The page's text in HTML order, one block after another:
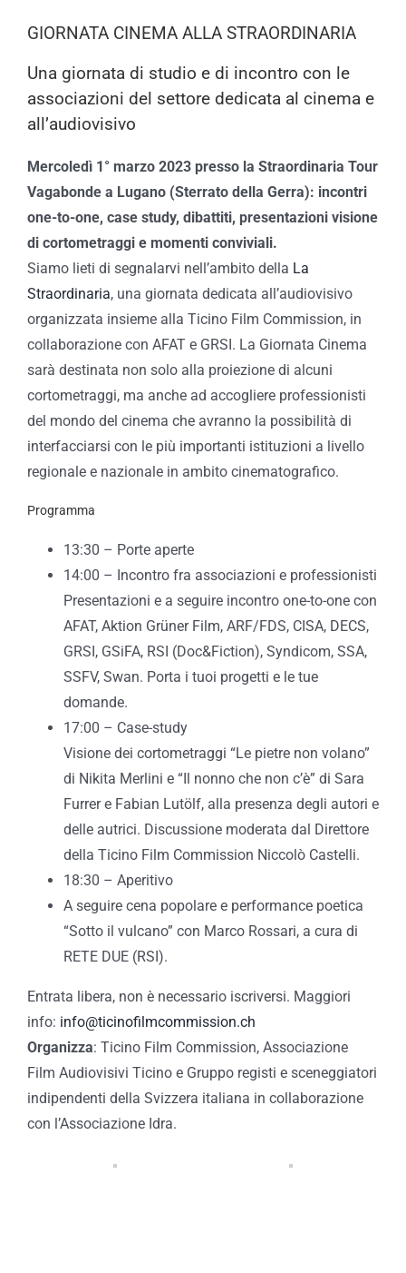
GIORNATA CINEMA ALLA STRAORDINARIA
Una giornata di studio e di incontro con le
associazioni del settore dedicata al cinema e
all’audiovisivo
Mercoledì 1° marzo 2023 presso la Straordinaria Tour
Vagabonde a Lugano (Sterrato della Gerra): incontri
one-to-one, case study, dibattiti, presentazioni visione
di cortometraggi e momenti conviviali.
Siamo lieti di segnalarvi nell’ambito della La
Straordinaria, una giornata dedicata all’audiovisivo
organizzata insieme alla Ticino Film Commission, in
collaborazione con AFAT e GRSI. La Giornata Cinema
sarà destinata non solo alla proiezione di alcuni
cortometraggi, ma anche ad accogliere professionisti
del mondo del cinema che avranno la possibilità di
interfacciarsi con le più importanti istituzioni a livello
regionale e nazionale in ambito cinematografico.
Programma
13:30 – Porte aperte
14:00 – Incontro fra associazioni e professionisti
Presentazioni e a seguire incontro one-to-one con
AFAT, Aktion Grüner Film, ARF/FDS, CISA, DECS,
GRSI, GSiFA, RSI (Doc&Fiction), Syndicom, SSA,
SSFV, Swan. Porta i tuoi progetti e le tue
domande.
17:00 – Case-study
Visione dei cortometraggi “Le pietre non volano”
di Nikita Merlini e “Il nonno che non c’è” di Sara
Furrer e Fabian Lutölf, alla presenza degli autori e
delle autrici. Discussione moderata dal Direttore
della Ticino Film Commission Niccolò Castelli.
18:30 – Aperitivo
A seguire cena popolare e performance poetica
“Sotto il vulcano” con Marco Rossari, a cura di
RETE DUE (RSI).
Entrata libera, non è necessario iscriversi. Maggiori
info: info@ticinofilmcommission.ch
Organizza: Ticino Film Commission, Associazione
Film Audiovisivi Ticino e Gruppo registi e sceneggiatori
indipendenti della Svizzera italiana in collaborazione
con l’Associazione Idra.